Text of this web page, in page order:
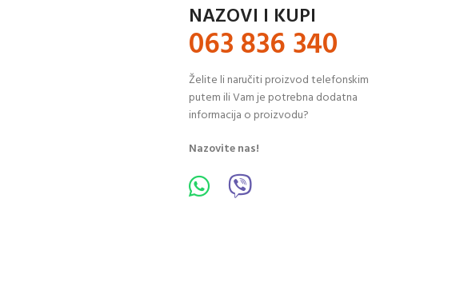
NAZOVI I KUPI
063 836 340
Želite li naručiti proizvod telefonskim
putem ili Vam je potrebna dodatna
informacija o proizvodu?
Nazovite nas!